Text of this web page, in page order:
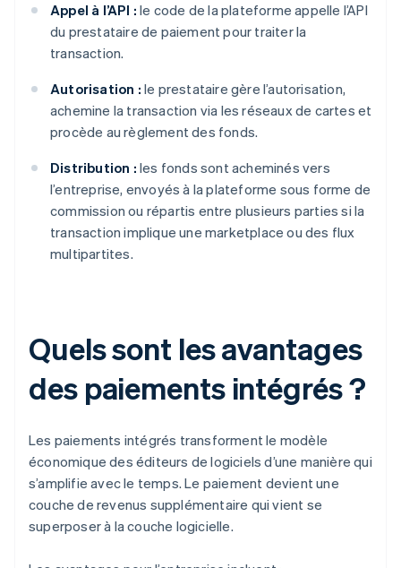
Appel à l’API : le code de la plateforme appelle l’API
du prestataire de paiement pour traiter la
transaction.
Autorisation : le prestataire gère l’autorisation,
achemine la transaction via les réseaux de cartes et
procède au règlement des fonds.
Distribution : les fonds sont acheminés vers
l’entreprise, envoyés à la plateforme sous forme de
commission ou répartis entre plusieurs parties si la
transaction implique une marketplace ou des flux
multipartites.
Quels sont les avantages
des paiements intégrés ?
Les paiements intégrés transforment le modèle
économique des éditeurs de logiciels d’une manière qui
s’amplifie avec le temps. Le paiement devient une
couche de revenus supplémentaire qui vient se
superposer à la couche logicielle.